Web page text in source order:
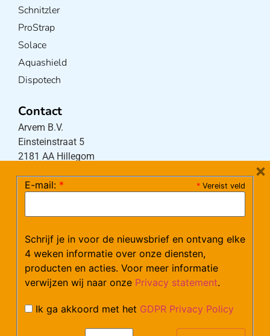
Schnitzler
ProStrap
Solace
Aquashield
Dispotech
Contact
Arvem B.V.
Einsteinstraat 5
2181 AA Hillegom
(maandag – donderdag 08:30-17:15 uur / vrijdag
Mail:klantenservice@arvem.nl
Werken bij Arvem?
* Vereist veld
E-mail: *
Schrijf je in voor de nieuwsbrief en ontvang elke
4 weken informatie over onze diensten,
producten en acties. Voor meer informatie
verwijzen wij naar onze Privacy statement.
Ik ga akkoord met het GDPR Privacy Policy
×